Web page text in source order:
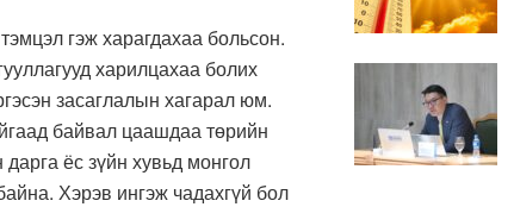
гэж харагдахаа больсон.
харилцахаа болих
засаглалын хагарал юм.
байвал цаашдаа төрийн
ёс зүйн хувьд монгол
Хэрэв ингэж чадахгүй бол